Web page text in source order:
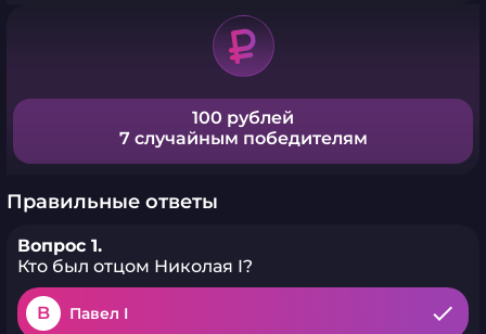
100 рублей
7 случайным победителям
Правильные ответы
Вопрос 1.
Кто был отцом Николая I?
B Павел I